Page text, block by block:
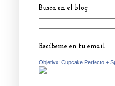
Busca en el blog
Recíbeme en tu email
Objetivo: Cupcake Perfecto +